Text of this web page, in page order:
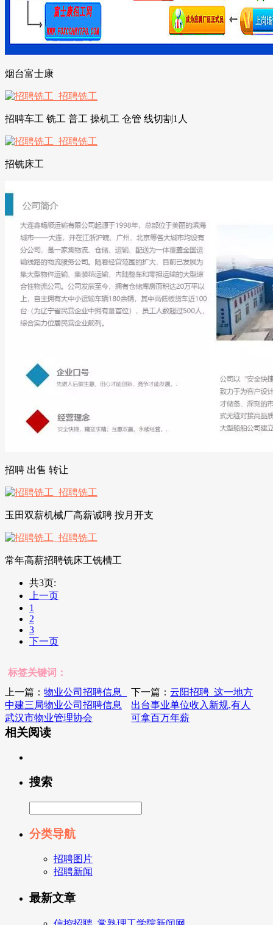
烟台富士康
招聘车工 铣工 普工 操机工 仓管 线切割1人
招铣床工
招聘 出售 转让
玉田双薪机械厂高薪诚聘 按月开支
常年高薪招聘铣床工铣槽工
共3页:
上一页
1
2
3
下一页
标签关键词：
上一篇： 物业公司招聘信息_
中建三局物业公司招聘信息
武汉市物业管理协会
下一篇：云阳招聘_这一地方
出台事业单位收入新规,有人
可拿百万年薪
相关阅读
搜索
分类导航
招聘图片
招聘新闻
最新文章